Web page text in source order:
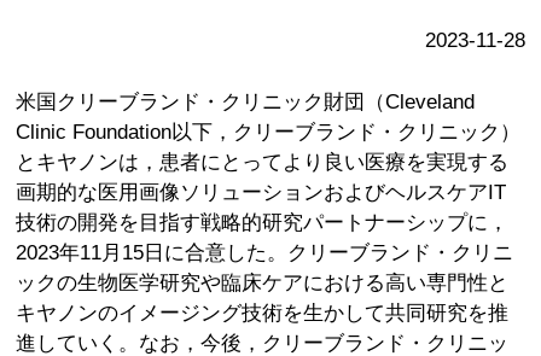
2023-11-28
米国クリーブランド・クリニック財団（Cleveland
Clinic Foundation以下，クリーブランド・クリニック）
とキヤノンは，患者にとってより良い医療を実現する
画期的な医用画像ソリューションおよびヘルスケアIT
技術の開発を目指す戦略的研究パートナーシップに，
2023年11月15日に合意した。クリーブランド・クリニ
ックの生物医学研究や臨床ケアにおける高い専門性と
キヤノンのイメージング技術を生かして共同研究を推
進していく。なお，今後，クリーブランド・クリニッ